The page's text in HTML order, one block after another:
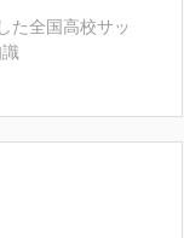
た全国高校サッ